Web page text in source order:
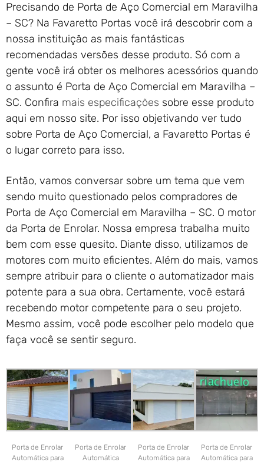
Enrolar em Petrópolis – RJ
Portão de Garagem de
Enrolar em Paraty – RJ
Portão de Garagem de
Enrolar em Nova Iguaçu – RJ
Portão de Garagem de
Enrolar em Nova Friburgo –
RJ
Precisando de Porta de Aço Comercial em Maravilha
– SC? Na Favaretto Portas você irá descobrir com a
nossa instituição as mais fantásticas
recomendadas versões desse produto. Só com a
gente você irá obter os melhores acessórios quando
o assunto é Porta de Aço Comercial em Maravilha –
SC. Confira mais especificações sobre esse produto
aqui em nosso site. Por isso objetivando ver tudo
sobre Porta de Aço Comercial, a Favaretto Portas é
o lugar correto para isso.
Então, vamos conversar sobre um tema que vem
sendo muito questionado pelos compradores de
Porta de Aço Comercial em Maravilha – SC. O motor
da Porta de Enrolar. Nossa empresa trabalha muito
bem com esse quesito. Diante disso, utilizamos de
motores com muito eficientes. Além do mais, vamos
sempre atribuir para o cliente o automatizador mais
potente para a sua obra. Certamente, você estará
recebendo motor competente para o seu projeto.
Mesmo assim, você pode escolher pelo modelo que
faça você se sentir seguro.
Porta de Enrolar
Automática para
Porta de Enrolar
Automática
Porta de Enrolar
Automática para
Porta de Enrolar
Automática para